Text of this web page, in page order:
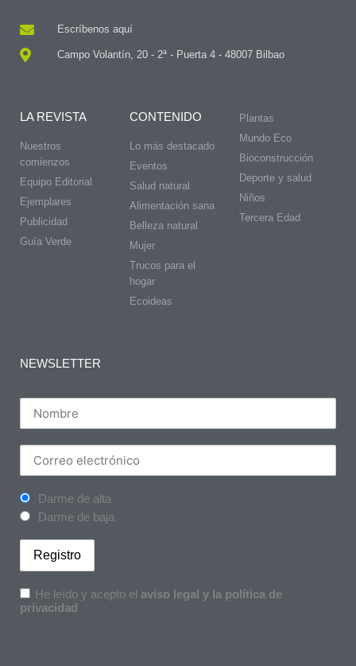
Escríbenos aquí
Campo Volantín, 20 - 2ª - Puerta 4 - 48007 Bilbao
LA REVISTA
Nuestros
comienzos
Equipo Editorial
Ejemplares
Publicidad
Guía Verde
CONTENIDO
Lo más destacado
Eventos
Salud natural
Alimentación sana
Belleza natural
Mujer
Trucos para el
hogar
Ecoideas
Plantas
Mundo Eco
Bioconstrucción
Deporte y salud
Niños
Tercera Edad
NEWSLETTER
Darme de alta
Darme de baja
He leído y acepto el aviso legal y la política de
privacidad